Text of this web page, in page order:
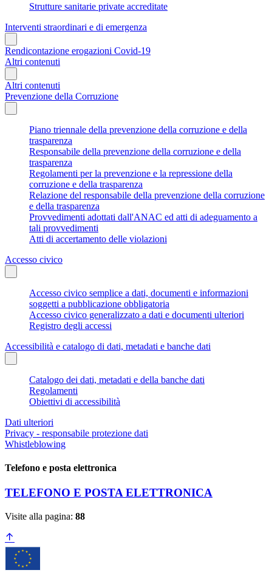
Strutture sanitarie private accreditate
Interventi straordinari e di emergenza
Rendicontazione erogazioni Covid-19
Altri contenuti
Altri contenuti
Prevenzione della Corruzione
Piano triennale della prevenzione della corruzione e della
trasparenza
Responsabile della prevenzione della corruzione e della
trasparenza
Regolamenti per la prevenzione e la repressione della
corruzione e della trasparenza
Relazione del responsabile della prevenzione della corruzione
e della trasparenza
Provvedimenti adottati dall'ANAC ed atti di adeguamento a
tali provvedimenti
Atti di accertamento delle violazioni
Accesso civico
Accesso civico semplice a dati, documenti e informazioni
soggetti a pubblicazione obbligatoria
Accesso civico generalizzato a dati e documenti ulteriori
Registro degli accessi
Accessibilità e catalogo di dati, metadati e banche dati
Catalogo dei dati, metadati e della banche dati
Regolamenti
Obiettivi di accessibilità
Dati ulteriori
Privacy - responsabile protezione dati
Whistleblowing
Telefono e posta elettronica
TELEFONO E POSTA ELETTRONICA
Visite alla pagina: 88